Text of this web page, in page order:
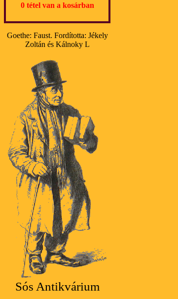
0 tétel van a kosárban
Goethe: Faust. Fordította: Jékely
Zoltán és Kálnoky L
Sós Antikvárium